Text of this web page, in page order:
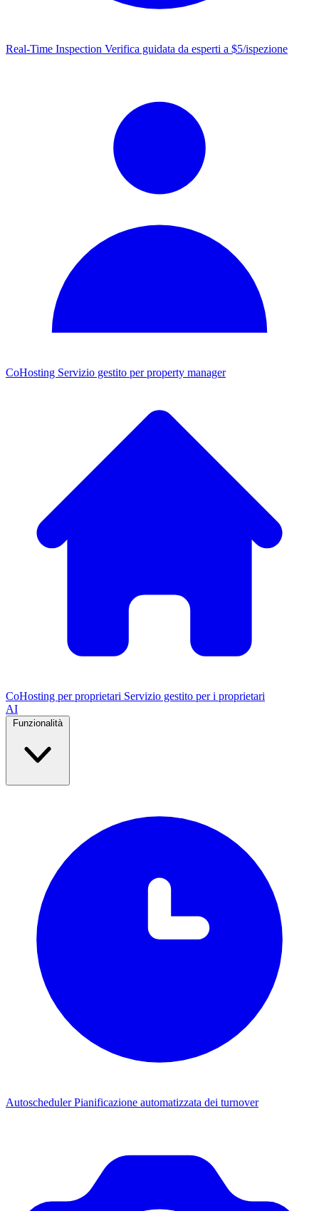
Real-Time Inspection Verifica guidata da esperti a $5/ispezione
CoHosting Servizio gestito per property manager
CoHosting per proprietari Servizio gestito per i proprietari
AI
Funzionalità
AutoschedulerPianificazione automatizzata dei turnover